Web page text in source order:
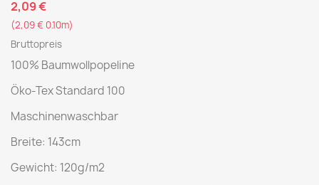
2,09 €
(2,09 € 0.10m)
Bruttopreis
100% Baumwollpopeline
Öko-Tex Standard 100
Maschinenwaschbar
Breite: 143cm
Gewicht: 120g/m2